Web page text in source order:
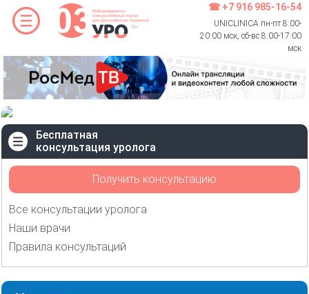
☎ +7 916 985-16-54
UNICLINICA пн-пт 8:00-
20:00 мск, сб-вс 8:00-17:00
мск
Бесплатная
консультация уролога
Получить консультацию
Все консультации уролога
Наши врачи
Правила консультаций